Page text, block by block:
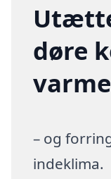
døre
– og
indeklima.